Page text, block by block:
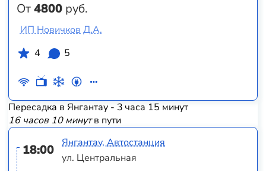
От4800 руб.
ИП Новичков Д.А.
4
5
Пересадка в Янгантау - 3 часа 15 минут
16 часов 10 минутв пути
18:00
Янгантау, Автостанция
ул. Центральная